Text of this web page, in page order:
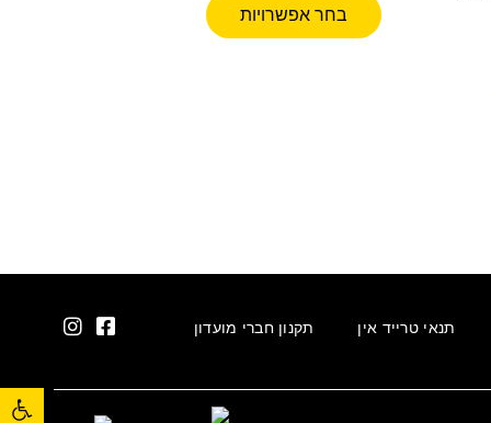
פתח סרגל נגישות
בחר אפשרויות
תנאי טרייד אין תקנון חברי מועדון